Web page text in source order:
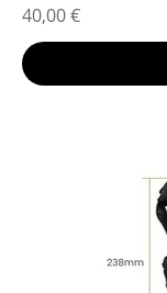
Prix
40,00 €